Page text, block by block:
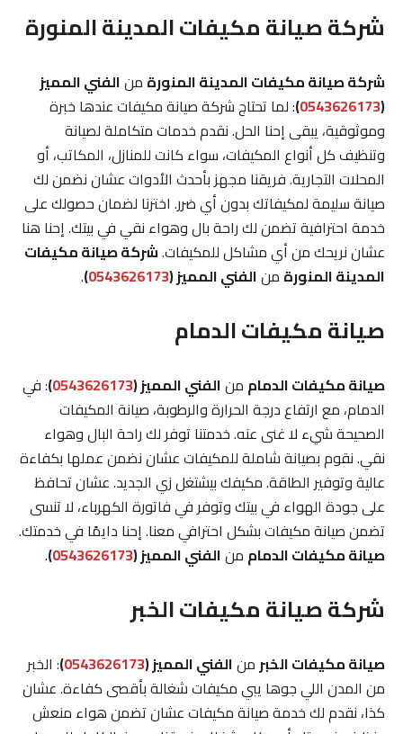
شركة صيانة مكيفات المدينة المنورة
شركة صيانة مكيفات المدينة المنورةمنالفني المميز
0543626173
): لما تحتاج شركة صيانة مكيفات عندها خبرة
وموثوقية، يبقى إحنا الحل. نقدم خدمات متكاملة لصيانة
وتنظيف كل أنواع المكيفات، سواء كانت للمنازل، المكاتب، أو
المحلات التجارية. فريقنا مجهز بأحدث الأدوات عشان نضمن لك
صيانة سليمة لمكيفاتك بدون أي ضرر. اخترنا لضمان حصولك على
خدمة احترافية تضمن لك راحة بال وهواء نقي في بيتك. إحنا هنا
عشان نريحك من أي مشاكل للمكيفات.شركة صيانة مكيفات
المدينة المنورةمنالفني المميز (0543626173
)
.
صيانة مكيفات الدمام
صيانة مكيفات الدماممنالفني المميز (0543626173
): في
الدمام، مع ارتفاع درجة الحرارة والرطوبة، صيانة المكيفات
الصحيحة شيء لا غنى عنه. خدمتنا توفر لك راحة البال وهواء
نقي. نقوم بصيانة شاملة للمكيفات عشان نضمن عملها بكفاءة
عالية وتوفير الطاقة. مكيفك بيشتغل زي الجديد. عشان تحافظ
على جودة الهواء في بيتك وتوفر في فاتورة الكهرباء، لا تنسى
تضمن صيانة مكيفات بشكل احترافي معنا. إحنا دايمًا في خدمتك.
صيانة مكيفات الدماممنالفني المميز (0543626173
)
.
شركة صيانة مكيفات الخبر
صيانة مكيفات الخبرمنالفني المميز (0543626173
): الخبر
من المدن اللي جوها يبي مكيفات شغالة بأقصى كفاءة. عشان
كذا، نقدم لك خدمة صيانة مكيفات عشان تضمن هواء منعش